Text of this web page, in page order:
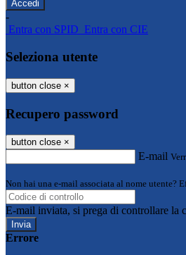
-
Entra con SPID Entra con CIE
Seleziona utente
button close ×
Recupero password
button close ×
E-mail
Non hai una e-mail associata al nome utente?
E-mail inviata, si prega di controllare la
Errore